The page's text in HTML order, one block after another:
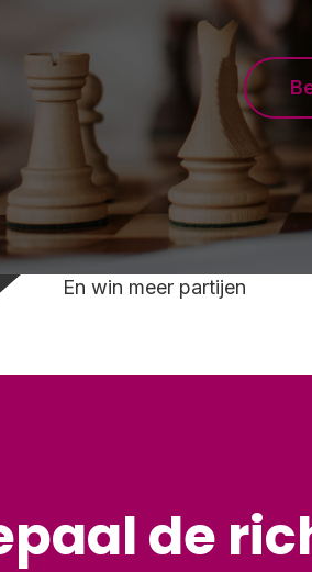
Leer sneller
En win meer partijen
de